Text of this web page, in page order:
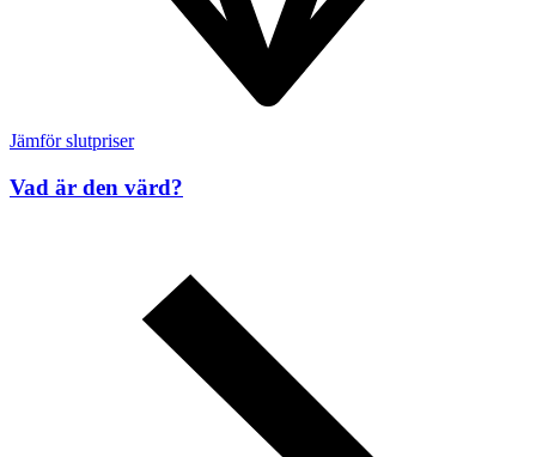
Jämför slutpriser
Vad är den värd?